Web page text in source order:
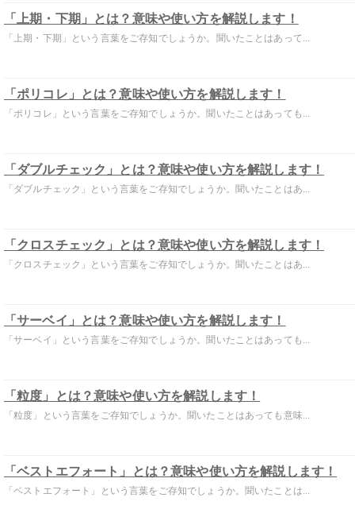
「上期・下期」とは？意味や使い方を解説します！
「上期・下期」という言葉をご存知でしょうか。聞いたことはあって...
「ポリコレ」とは？意味や使い方を解説します！
「ポリコレ」という言葉をご存知でしょうか。聞いたことはあっても...
「ダブルチェック」とは？意味や使い方を解説します！
「ダブルチェック」という言葉をご存知でしょうか。聞いたことはあ...
「クロスチェック」とは？意味や使い方を解説します！
「クロスチェック」という言葉をご存知でしょうか。聞いたことはあ...
「サーベイ」とは？意味や使い方を解説します！
「サーベイ」という言葉をご存知でしょうか。聞いたことはあっても...
「粒度」とは？意味や使い方を解説します！
「粒度」という言葉をご存知でしょうか。聞いたことはあっても意味...
「ベストエフォート」とは？意味や使い方を解説します！
「ベストエフォート」という言葉をご存知でしょうか。聞いたことは...